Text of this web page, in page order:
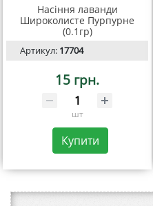
Насіння лаванди
Широколисте Пурпурне
(0.1гр)
Артикул: 17704
15 грн.
шт
Купити